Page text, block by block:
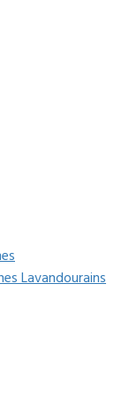
Lavandourains